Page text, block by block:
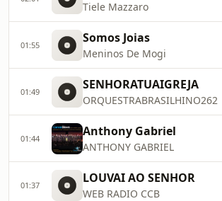
Tiele Mazzaro
01:55 Somos Joias
Meninos De Mogi
01:49 SENHORATUAIGREJA
ORQUESTRABRASILHINO262
01:44 Anthony Gabriel
ANTHONY GABRIEL
01:37 LOUVAI AO SENHOR
WEB RADIO CCB